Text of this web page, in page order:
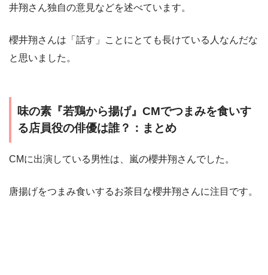
井翔さん独自の意見などを述べています。
櫻井翔さんは「話す」ことにとても長けている人なんだな
と思いました。
味の素『若鶏から揚げ』CMでつまみを食いす
る店員役の俳優は誰？：まとめ
CMに出演している男性は、嵐の櫻井翔さんでした。
唐揚げをつまみ食いするお茶目な櫻井翔さんに注目です。